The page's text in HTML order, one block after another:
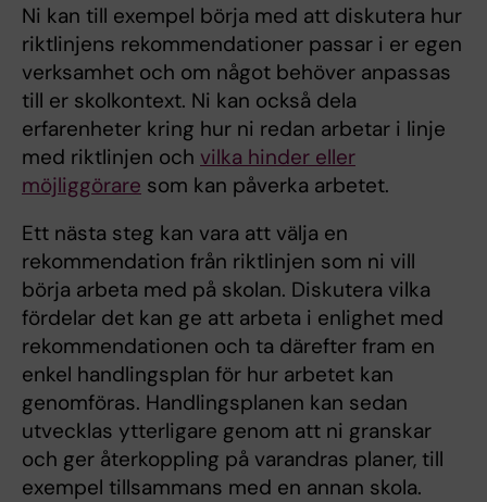
Ni kan till exempel börja med att diskutera hur
riktlinjens rekommendationer passar i er egen
verksamhet och om något behöver anpassas
till er skolkontext. Ni kan också dela
erfarenheter kring hur ni redan arbetar i linje
med riktlinjen och vilka hinder eller
möjliggörare som kan påverka arbetet.
Ett nästa steg kan vara att välja en
rekommendation från riktlinjen som ni vill
börja arbeta med på skolan. Diskutera vilka
fördelar det kan ge att arbeta i enlighet med
rekommendationen och ta därefter fram en
enkel handlingsplan för hur arbetet kan
genomföras. Handlingsplanen kan sedan
utvecklas ytterligare genom att ni granskar
och ger återkoppling på varandras planer, till
exempel tillsammans med en annan skola.